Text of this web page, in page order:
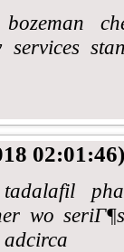
bozeman
services
02:01:46)
wo